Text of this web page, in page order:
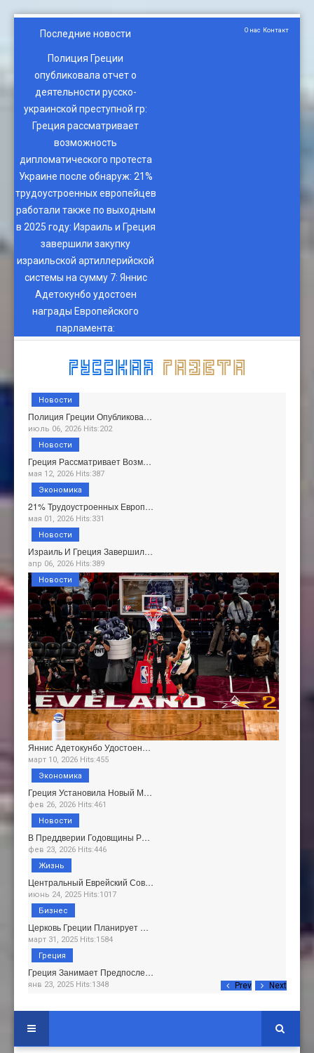
Последние новости
Полиция Греции
опубликовала отчет о
деятельности русско-
украинской преступной гр:
Греция рассматривает
возможность
дипломатического протеста
Украине после обнаруж: 21%
трудоустроенных европейцев
работали также по выходным
в 2025 году: Израиль и Греция
завершили закупку
израильской артиллерийской
системы на сумму 7: Яннис
Адетокунбо удостоен
награды Европейского
парламента:
О нас Контакт
Prev Next
Полиция Греции Опубликова…
июль 06, 2026 Hits:202
Новости
Греция Рассматривает Возм…
мая 12, 2026 Hits:387
Новости
21% Трудоустроенных Европ…
мая 01, 2026 Hits:331
Экономика
Израиль И Греция Завершил…
апр 06, 2026 Hits:389
Новости
Яннис Адетокунбо Удостоен…
март 10, 2026 Hits:455
Новости
Греция Установила Новый М…
фев 26, 2026 Hits:461
Экономика
В Преддверии Годовщины Р…
фев 23, 2026 Hits:446
Новости
Центральный Еврейский Сов…
июнь 24, 2025 Hits:1017
Жизнь
Церковь Греции Планирует …
март 31, 2025 Hits:1584
Бизнес
Греция Занимает Предпосле…
янв 23, 2025 Hits:1348
Греция